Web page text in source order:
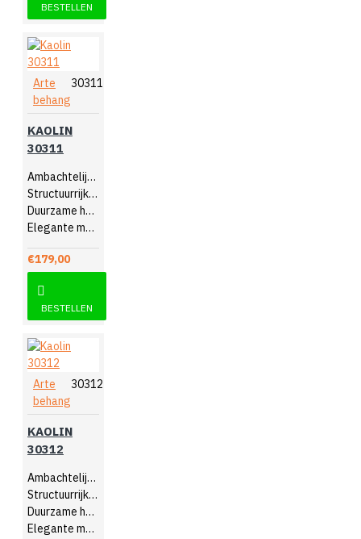
BESTELLEN
Arte
behang
30311
KAOLIN
30311
Ambachtelijk design
Structuurrijk reliëf
Duurzame hoogwaardige kwaliteit
Elegante muurdecoratie
€179,00
BESTELLEN
Arte
behang
30312
KAOLIN
30312
Ambachtelijk design
Structuurrijk reliëf
Duurzame hoogwaardige kwaliteit
Elegante muurdecoratie